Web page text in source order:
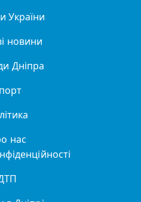
України
новини
Дніпра
нас